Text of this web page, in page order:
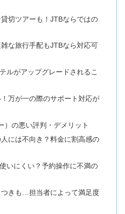
切ツアーも！JTBならではの
な旅行手配もJTBなら対応可
ルがアップグレードされるこ
万が一の際のサポート対応が
）の悪い評判・デメリット
には不向き？料金に割高感の
いにくい？予約操作に不満の
つきも…担当者によって満足度